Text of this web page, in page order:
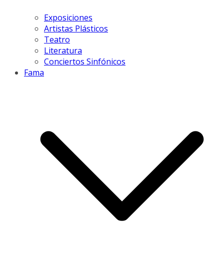
Exposiciones
Artistas Plásticos
Teatro
Literatura
Conciertos Sinfónicos
Fama